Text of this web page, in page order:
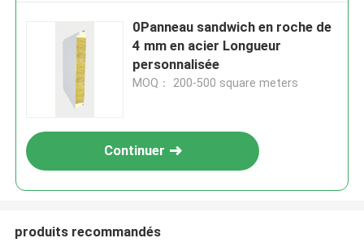
0Panneau sandwich en roche de
4 mm en acier Longueur
personnalisée
MOQ： 200-500 square meters
Continuer
produits recommandés